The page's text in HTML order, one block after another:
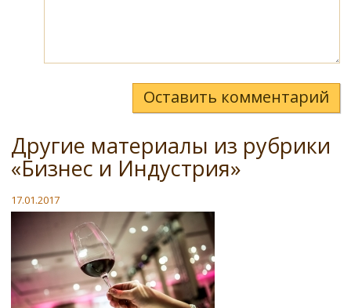
Оставить комментарий
Другие материалы из рубрики
«Бизнес и Индустрия»
17.01.2017